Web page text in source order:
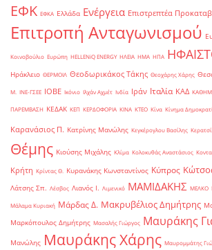
ΕΦΚ ΕΦΚΑ Ελλάδα Ενέργεια Επιστρεπτέα
Επιτροπή Ανταγωνισμού
Κοινοβούλιο Ευρώπη ΗELLENiQ ENERGY ΗΛΕΙΑ ΗΜΑ ΗΠΑ
Ηράκλειο ΘΕΡΜΟΙΛ Θεοδωρικάκος Τάκης Θεοχάρης Χάρης
Μ. ΙΝΕ-ΓΣΕΕ ΙΟΒΕ Ικόνιο Ιλχάν Αχμέτ Ινδία Ιράν Ιταλία ΚΑΔ
ΠΑΡΕΜΒΑΣΗ ΚΕΔΑΚ ΚΕΠ ΚΕΡΔΟΦΟΡΙΑ ΚΙΝΑ ΚΤΕΟ Κίνα Κίνημα
Καρανάσιος Π. Κατρίνης Μανώλης Κεγκέρογλου Βασίλης
Θέμης Κιούσης Μιχάλης Κλίμα Κολοκυθάς Αναστάσιος
Κρήτη Κρίντας Θ. Κυρανάκης Κωνσταντίνος Κύπρος
Λάτσης Σπ. Λέσβος Λιανός Ι. Λιμενικό ΜΑΜΙΔΑΚΗΣ ΜΕΛΚΟ
Μάλαμα Κυριακή Μάρδας Δ. Μακρυβέλιος Δημήτρης
Μαρκόπουλος Δημήτρης Μασαλής Γιώργος Μαυράκης
Μανώλης Μαυράκης Χάρης Μαυρομμάτης